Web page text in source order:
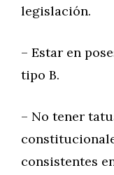
legislación.
– Estar en
tipo B.
– No tener
consistentes